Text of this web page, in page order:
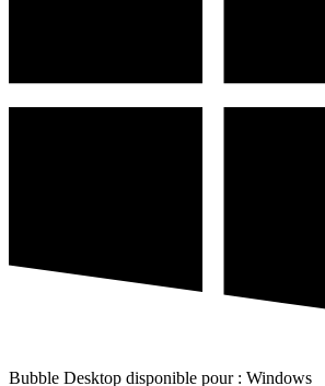
Bubble Desktop disponible pour : Windows